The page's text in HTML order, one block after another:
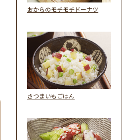
おからのモチモチドーナツ
さつまいもごはん